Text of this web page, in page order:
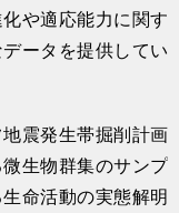
や適応能力に関す
ータを提供してい
震発生帯掘削計画
生物群集のサンプ
命活動の実態解明